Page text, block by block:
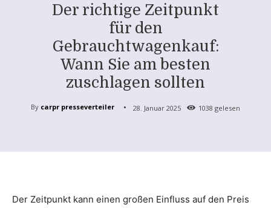
Der richtige Zeitpunkt
für den
Gebrauchtwagenkauf:
Wann Sie am besten
zuschlagen sollten
By carpr presseverteiler 28. Januar 2025 1038 gelesen
Der Zeitpunkt kann einen großen Einfluss auf den Preis